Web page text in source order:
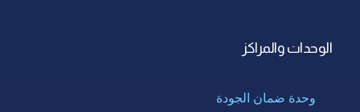
الوحدات والمراكز
وحدة ضمان الجودة